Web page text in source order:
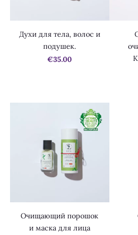
Духи для тела, волос и
подушек.
€35.00
Очищающий порошок
и маска для лица